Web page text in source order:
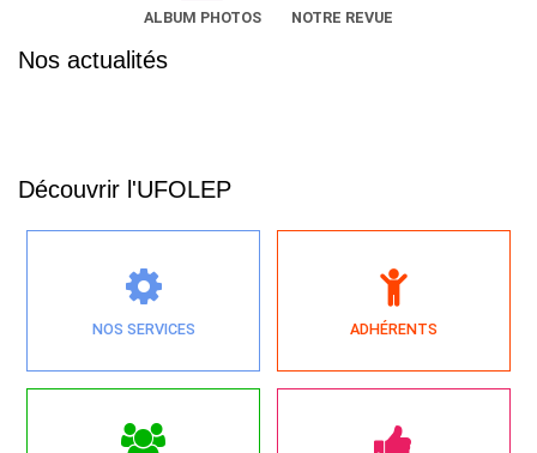
ALBUM PHOTOS NOTRE REVUE
Nos actualités
Découvrir l'UFOLEP
NOS SERVICES ADHÉRENTS